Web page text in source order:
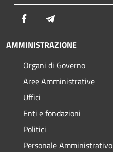
Facebook
AMMINISTRAZIONE
Organi di Governo
Aree Amministrative
Uffici
Enti e fondazioni
Politici
Personale Amministrativo